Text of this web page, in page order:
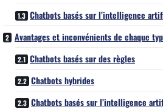
Chatbots basés sur l’intelligence
Avantages et inconvénients de chaque
Chatbots basés sur des règles
Chatbots hybrides
Chatbots basés sur l’intelligence